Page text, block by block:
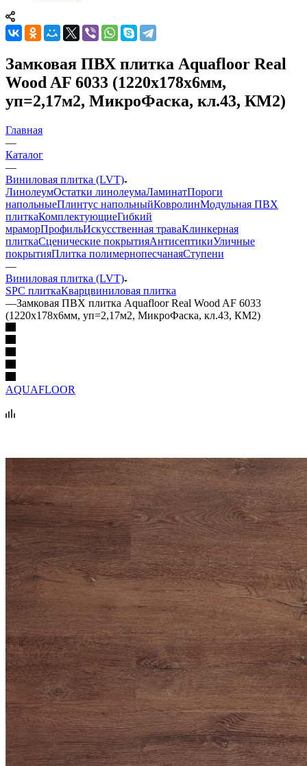
Замковая ПВХ плитка Aquafloor Real
Wood AF 6033 (1220х178х6мм,
уп=2,17м2, МикроФаска, кл.43, КМ2)
Главная
—
Каталог
—
Виниловая плитка (LVT)
ЛинолеумОстатки линолеумаЛаминатПороги
напольныеПлинтус напольныйКовролинМодульная ПВХ
плиткаКомплектующиеГибкий
мраморПрофильИскусственная траваКлинкерная
плиткаСценические покрытияАнтисептикиУличные
покрытияПлитка полимернопесчанаяСтупени
—
Виниловая плитка (LVT)
SPC плиткаКварцвиниловая плитка
—Замковая ПВХ плитка Aquafloor Real Wood AF 6033
(1220х178х6мм, уп=2,17м2, МикроФаска, кл.43, КМ2)
AQUAFLOOR